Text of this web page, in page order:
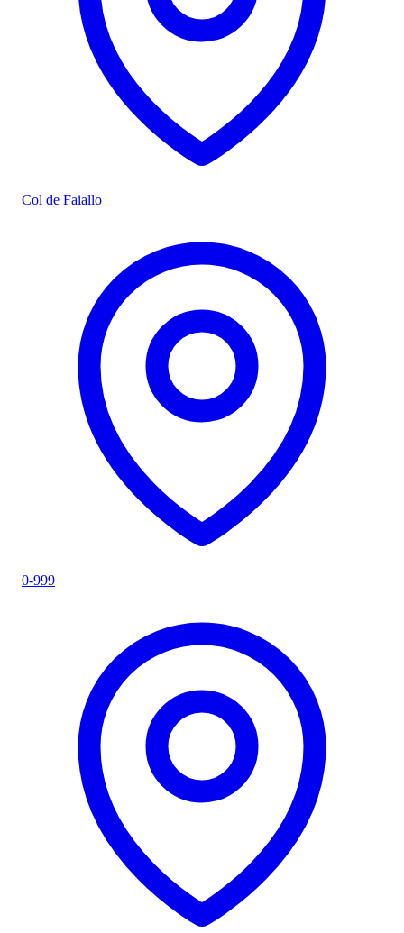
Col de Faiallo
0-999